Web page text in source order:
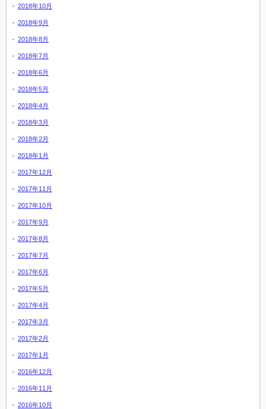
2018年10月
2018年9月
2018年8月
2018年7月
2018年6月
2018年5月
2018年4月
2018年3月
2018年2月
2018年1月
2017年12月
2017年11月
2017年10月
2017年9月
2017年8月
2017年7月
2017年6月
2017年5月
2017年4月
2017年3月
2017年2月
2017年1月
2016年12月
2016年11月
2016年10月